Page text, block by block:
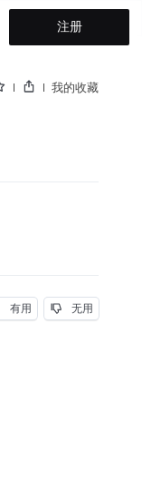
注册
我的收藏
有用 无用